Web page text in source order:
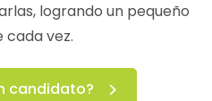
logrando un pequeño
cada vez.
candidato?